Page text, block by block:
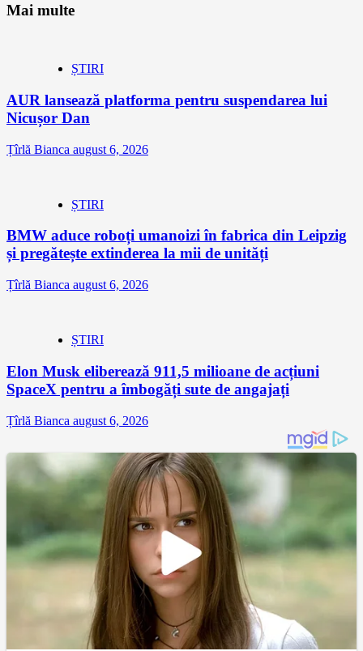
Mai multe
ȘTIRI
AUR lansează platforma pentru suspendarea lui
Nicușor Dan
Țîrlă Bianca august 6, 2026
ȘTIRI
BMW aduce roboți umanoizi în fabrica din Leipzig
și pregătește extinderea la mii de unități
Țîrlă Bianca august 6, 2026
ȘTIRI
Elon Musk eliberează 911,5 milioane de acțiuni
SpaceX pentru a îmbogăți sute de angajați
Țîrlă Bianca august 6, 2026